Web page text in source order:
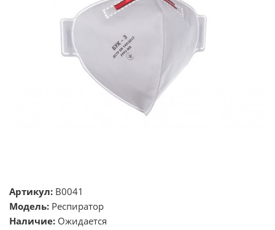
Артикул: В0041
Модель: Респиратор
Наличие: Ожидается